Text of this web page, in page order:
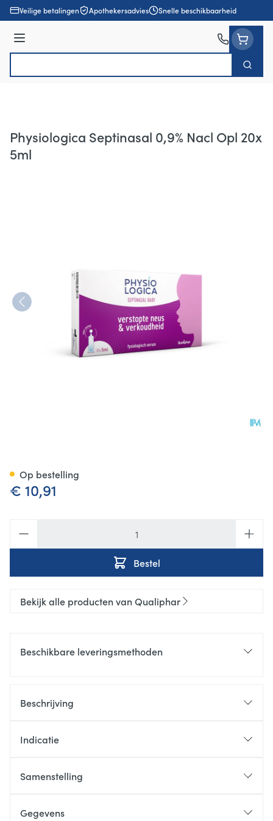
Ga naar de inhoud
Veilige betalingen Apothekersadvies Snelle beschikbaarheid
Menu
Zoek
Physiologica Septinasal 0,9% Nacl Opl 20x
5ml
€ 10,91
Bestel
Op bestelling
Bekijk alle producten van Qualiphar
Beschikbare leveringsmethoden
Beschrijving
Indicatie
Samenstelling
Gegevens